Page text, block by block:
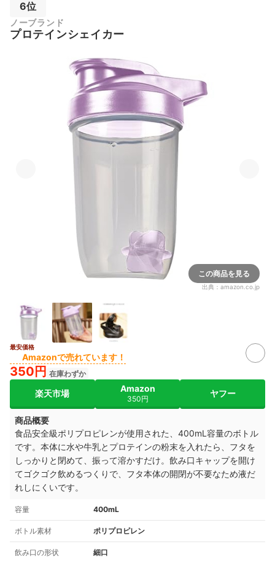
6位
ノーブランド
プロテインシェイカー
この商品を見る
出典： amazon.co.jp
最安価格
Amazonで売れています！
350円 在庫わずか
楽天市場 Amazon
350円
ヤフー
商品概要
食品安全級ポリプロピレンが使用された、400mL容量のボトル
です。本体に水や牛乳とプロテインの粉末を入れたら、フタを
しっかりと閉めて、振って溶かすだけ。飲み口キャップを開け
てゴクゴク飲めるつくりで、フタ本体の開閉が不要なため液だ
れしにくいです。
容量 400mL
ボトル素材 ポリプロピレン
飲み口の形状 細口